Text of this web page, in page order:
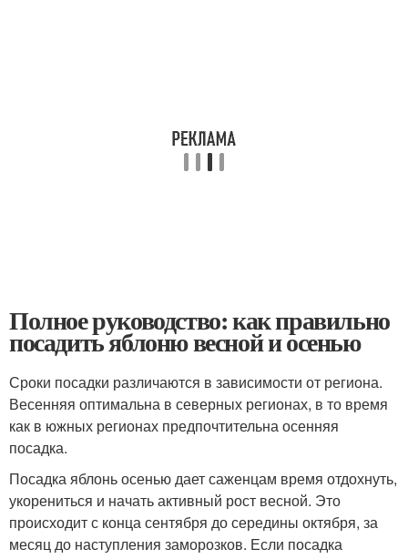
Полное руководство: как правильно
посадить яблоню весной и осенью
Сроки посадки различаются в зависимости от региона.
Весенняя оптимальна в северных регионах, в то время
как в южных регионах предпочтительна осенняя
посадка.
Посадка яблонь осенью дает саженцам время отдохнуть,
укорениться и начать активный рост весной. Это
происходит с конца сентября до середины октября, за
месяц до наступления заморозков. Если посадка